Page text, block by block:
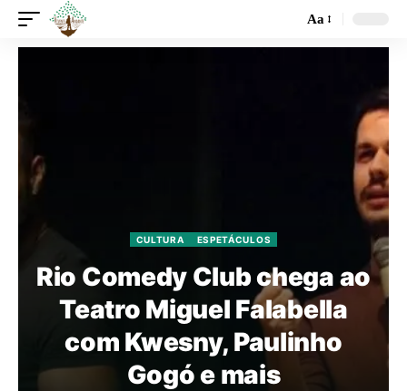
Aa
CULTURA ESPETÁCULOS
Rio Comedy Club chega ao
Teatro Miguel Falabella
com Kwesny, Paulinho
Gogó e mais